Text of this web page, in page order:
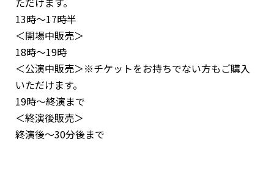
13時〜17時半
＜開場中販売＞
18時〜19時
＜公演中販売＞※チケットをお持ちでない方もご購入
いただけます。
19時〜終演まで
＜終演後販売＞
終演後〜30分後まで